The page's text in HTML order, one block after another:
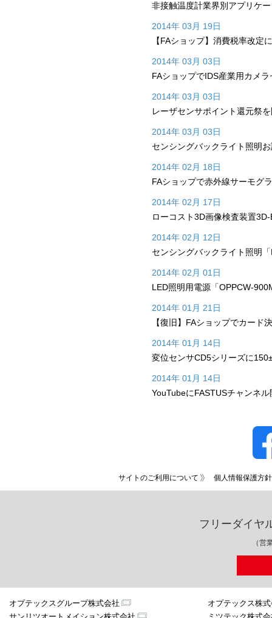
非接触温度計業界別アプリケ
2014年 03月 19日
【FAショップ】消費税率改定
2014年 03月 03日
FAショップでIDS産業用カメ
2014年 03月 03日
レーザセンサポイント還元祭
2014年 03月 03日
センシングバックライト照明
2014年 02月 18日
FAショップで赤外線サーモグ
2014年 02月 17日
ローコスト3D画像検査装置
2014年 02月 12日
センシングバックライト照明
2014年 02月 01日
LED照明用電源「OPPCW-
2014年 01月 21日
【復旧】FAショップでカード
2014年 01月 14日
変位センサCD5シリーズに
2014年 01月 14日
YouTubeにFASTUSチャンネル
サイトのご利用について 個人情報保護方針
フリーダイヤ
（営
オプテックスグループ株式会社
オプテックス株